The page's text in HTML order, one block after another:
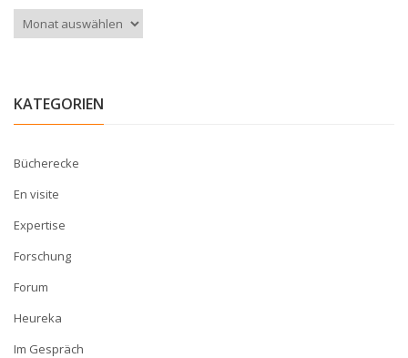
Archiv
KATEGORIEN
Bücherecke
En visite
Expertise
Forschung
Forum
Heureka
Im Gespräch